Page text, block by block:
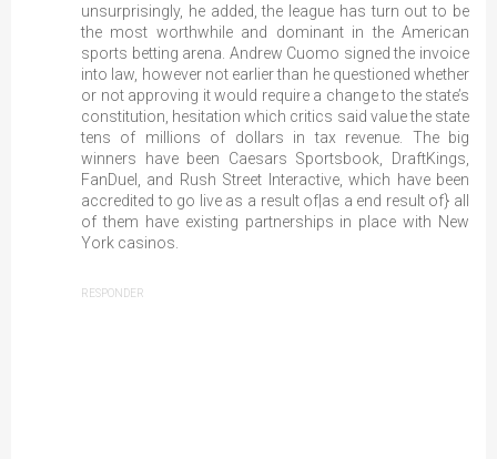
unsurprisingly, he added, the league has turn out to be
the most worthwhile and dominant in the American
sports betting arena. Andrew Cuomo signed the invoice
into law, however not earlier than he questioned whether
or not approving it would require a change to the state’s
constitution, hesitation which critics said value the state
tens of millions of dollars in tax revenue. The big
winners have been Caesars Sportsbook, DraftKings,
FanDuel, and Rush Street Interactive, which have been
accredited to go live as a result of|as a end result of} all
of them have existing partnerships in place with New
York casinos.
RESPONDER